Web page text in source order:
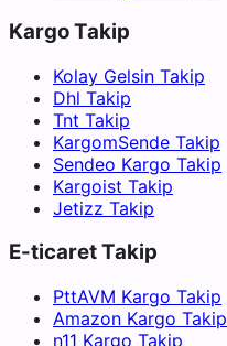
Kargo Takip
Kolay Gelsin Takip
Dhl Takip
Tnt Takip
KargomSende Takip
Sendeo Kargo Takip
Kargoist Takip
Jetizz Takip
E-ticaret Takip
PttAVM Kargo Takip
Amazon Kargo Takip
n11 Kargo Takip